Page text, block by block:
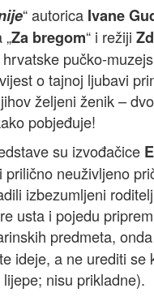
“ autorica Ivane
Za bregom“ i režiji
pučko-
o tajnoj ljubavi
željeni ženik –
pobjeđuje!
su izvođačice
prilično neuživljeno
izbezumljeni
usta i pojedu
predmeta,
ideje, a ne urediti
nisu prikladne).